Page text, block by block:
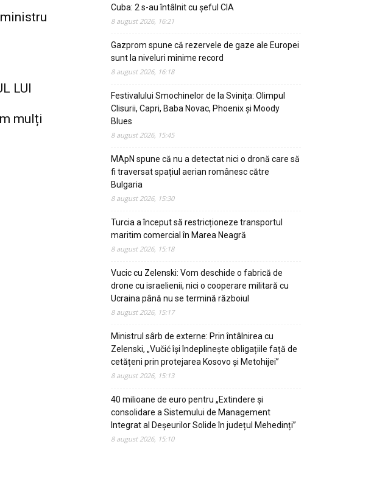
LUI
mulți
Cuba: 2 s-au întâlnit cu șeful CIA
8 august 2026, 16:21
Gazprom spune că rezervele de gaze ale Europei
sunt la niveluri minime record
8 august 2026, 16:18
Festivalului Smochinelor de la Svinița: Olimpul
Clisurii, Capri, Baba Novac, Phoenix și Moody
Blues
8 august 2026, 15:45
MApN spune că nu a detectat nici o dronă care să
fi traversat spațiul aerian românesc către
Bulgaria
8 august 2026, 15:30
Turcia a început să restricționeze transportul
maritim comercial în Marea Neagră
8 august 2026, 15:18
Vucic cu Zelenski: Vom deschide o fabrică de
drone cu israelienii, nici o cooperare militară cu
Ucraina până nu se termină războiul
8 august 2026, 15:17
Ministrul sârb de externe: Prin întâlnirea cu
Zelenski, „Vučić își îndeplinește obligațiile față de
cetățeni prin protejarea Kosovo și Metohijei”
8 august 2026, 15:13
40 milioane de euro pentru „Extindere și
consolidare a Sistemului de Management
Integrat al Deșeurilor Solide în județul Mehedinți”
8 august 2026, 15:10